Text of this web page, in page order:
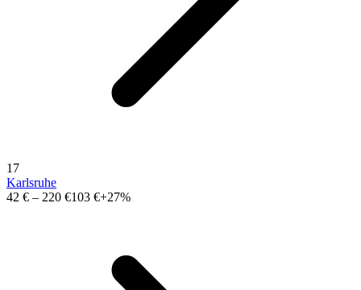
17
Karlsruhe
42 € – 220 €103 €+27%